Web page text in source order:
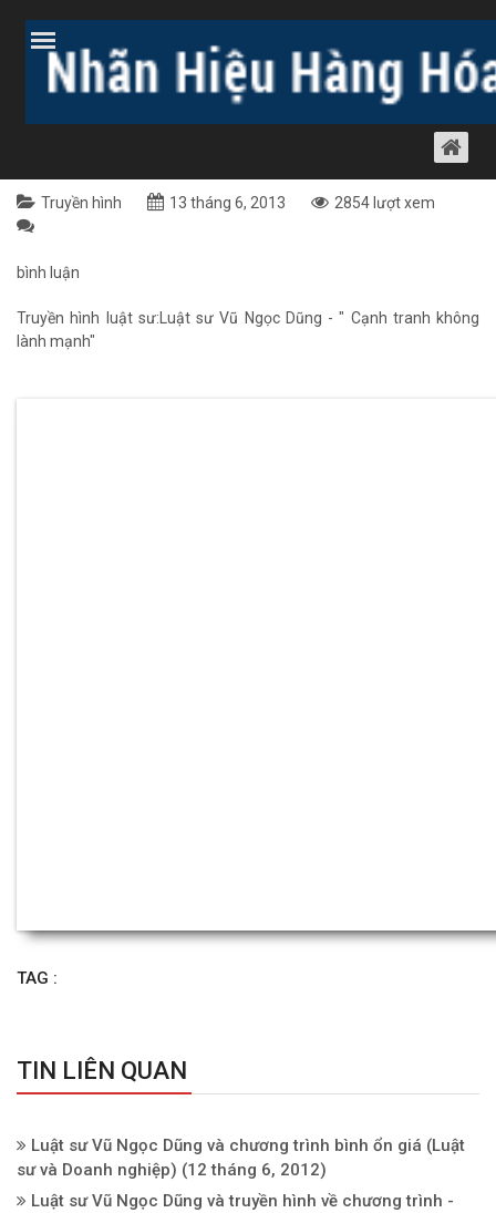
TRUYỀN HÌNH LUẬT SƯ:LUẬT SƯ VŨ
Truyền hình 13 tháng 6, 2013 2854 lượt xem
bình luận
Truyền hình luật sư:Luật sư Vũ Ngọc Dũng - " Cạnh tranh không
lành mạnh"
TAG :
TIN LIÊN QUAN
Luật sư Vũ Ngọc Dũng và chương trình bình ổn giá (Luật
sư và Doanh nghiệp) (12 tháng 6, 2012)
Luật sư Vũ Ngọc Dũng và truyền hình về chương trình -